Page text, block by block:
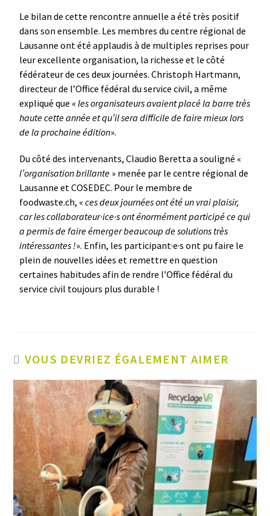
Le bilan de cette rencontre annuelle a été très positif
dans son ensemble. Les membres du centre régional de
Lausanne ont été applaudis à de multiples reprises pour
leur excellente organisation, la richesse et le côté
fédérateur de ces deux journées. Christoph Hartmann,
directeur de l’Office fédéral du service civil, a même
expliqué que «les organisateurs avaient placé la barre très
haute cette année et qu’il sera difficile de faire mieux lors
de la prochaine édition».
Du côté des intervenants, Claudio Beretta a souligné «
l’organisation brillante » menée par le centre régional de
Lausanne et COSEDEC. Pour le membre de
foodwaste.ch, «ces deux journées ont été un vrai plaisir,
car les collaborateur·ice·s ont énormément participéce qui
a permis de faire émerger beaucoup de solutions très
intéressantes !». Enfin, les participant·e·s ont pu faire le
plein de nouvelles idées et remettre en question
certaines habitudes afin de rendre l’Office fédéral du
service civil toujours plus durable !
VOUS DEVRIEZ ÉGALEMENT AIMER